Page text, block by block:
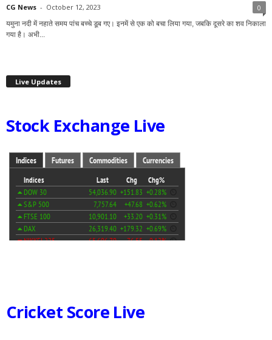
CG News - October 12, 2023 0
यमुना नदी में नहाते समय पांच बच्चे डूब गए। इनमें से एक को बचा लिया गया, जबकि दूसरे का शव निकाला
गया है। अभी...
Live Updates
Stock Exchange Live
Cricket Score Live